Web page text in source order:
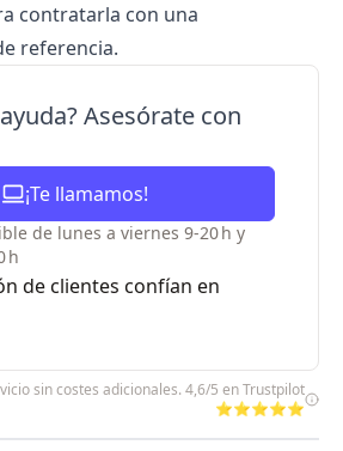
contratarla con una
referencia.
Asesórate con
¡Te llamamos!
de lunes a viernes 9-20 h y
h
de clientes confían en
sin costes adicionales. 4,6/5 en Trustpilot
⭐⭐⭐⭐⭐